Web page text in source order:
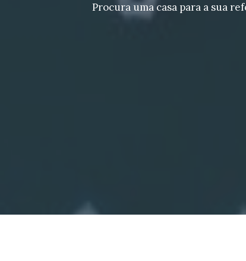
Procura uma casa para a sua